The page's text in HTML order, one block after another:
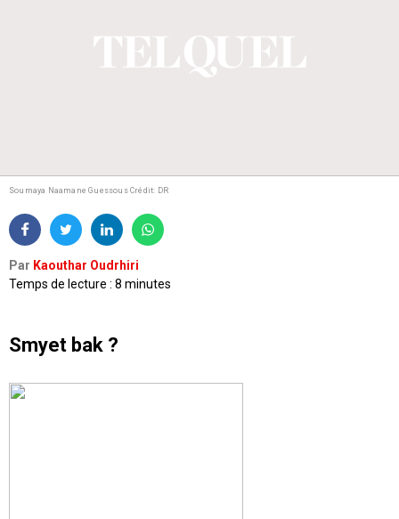
Soumaya Naamane Guessous Crédit: DR
Par Kaouthar Oudrhiri
Temps de lecture : 8 minutes
Smyet bak ?